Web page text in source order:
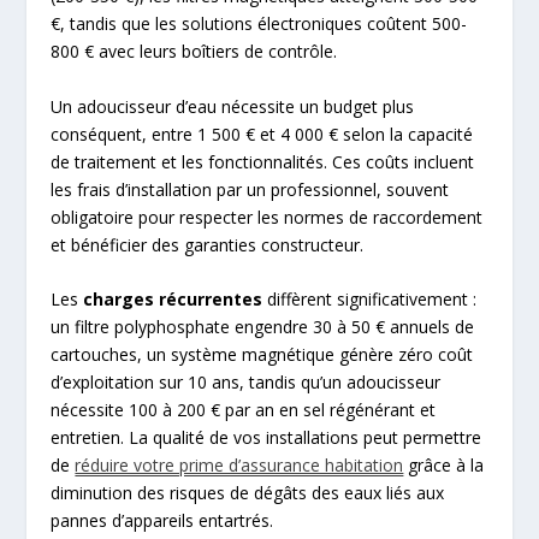
€, tandis que les solutions électroniques coûtent 500-
800 € avec leurs boîtiers de contrôle.
Un adoucisseur d’eau nécessite un budget plus
conséquent, entre 1 500 € et 4 000 € selon la capacité
de traitement et les fonctionnalités. Ces coûts incluent
les frais d’installation par un professionnel, souvent
obligatoire pour respecter les normes de raccordement
et bénéficier des garanties constructeur.
Les charges récurrentes diffèrent significativement :
un filtre polyphosphate engendre 30 à 50 € annuels de
cartouches, un système magnétique génère zéro coût
d’exploitation sur 10 ans, tandis qu’un adoucisseur
nécessite 100 à 200 € par an en sel régénérant et
entretien. La qualité de vos installations peut permettre
deréduire votre prime d’assurance habitation grâce à la
diminution des risques de dégâts des eaux liés aux
pannes d’appareils entartrés.